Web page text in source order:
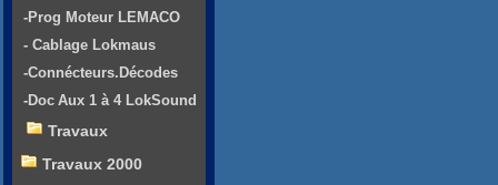
-Prog Moteur LEMACO
- Cablage Lokmaus
-Connécteurs.Décodes
-Doc Aux 1 à 4 LokSound
Travaux
Travaux 2000